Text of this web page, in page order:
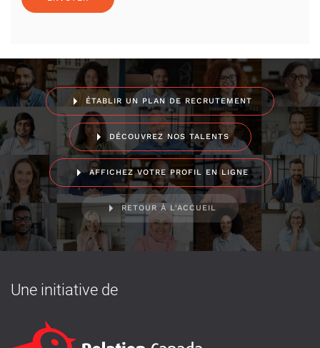
ÉTABLIR UN PLAN DE RECRUTEMENT
DÉCOUVREZ NOS TALENTS
AFFICHEZ VOTRE PROFIL EN LIGNE
RETOUR À L'ACCUEIL
Une initiative de